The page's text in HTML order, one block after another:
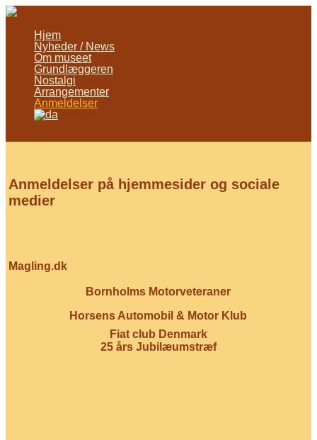
Hjem
Nyheder / News
Om museet
Grundlæggeren
Nostalgi
Arrangementer
Anmeldelser
Anmeldelser på hjemmesider og sociale
medier
Magling.dk
Bornholms Motorveteraner
Horsens Automobil & Motor Klub
Fiat club Denmark
25 års Jubilæumstræf